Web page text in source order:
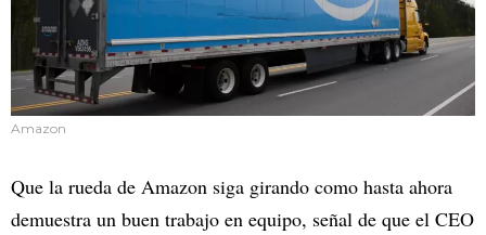
Amazon
Que la rueda de Amazon siga girando como hasta ahora
demuestra un buen trabajo en equipo, señal de que el CEO